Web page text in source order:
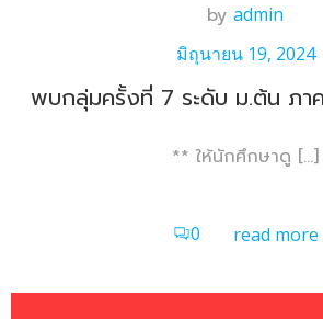
by admin
มิถุนายน 19, 2024
พบกลุ่มครั้งที่ 7 ระดับ ม.ต้น ภา
** ให้นักศึกษาดู […]
0 read more